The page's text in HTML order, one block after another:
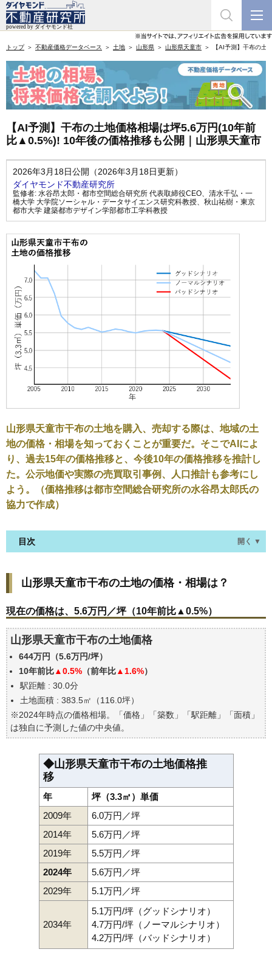
トップ 不動産価格データベース 土地 山形県 山形県天童市 【AI予測】干布の
【AI予測】干布の土地価格相場は坪5.6万円(10年前
比▲0.5%)! 10年後の価格推移も公開｜山形県天童市
2026年3月18日公開（2026年3月18日更新）
ダイヤモンド不動産研究所
監修者: 水谷昂太郎・都市空間総合研究所 代表取締役CEO、 清水千弘・一
橋大学 大学院ソーシャル・データサイエンス研究科教授、 秋山祐樹・東京
都市大学 建築都市デザイン学部都市工学科教授
山形県天童市干布の土地を購入、売却する際は、地域の土
地の価格・相場を知っておくことが重要だ。そこでAIによ
り、過去15年の価格推移と、今後10年の価格推移を推計し
た。公示地価や実際の売買取引事例、人口推計も参考にし
よう。（価格推移は都市空間総合研究所の水谷昂太郎氏の
協力で作成）
目次 開く ▼
現在の価格は、5.6万円／坪（10年前比▲0.5%）
価格を詳細に分析しよう
山形県天童市干布の土地の過去の売買事例
公示地価はいくら
エリアの将来性を人口予想から検討しよう
自分の年収でいくらの不動産が買える？
山形県天童市干布の土地の価格・相場は？
現在の価格は、5.6万円／坪（10年前比▲0.5%）
山形県天童市干布の土地価格
644万円（5.6万円/坪）
10年前比▲0.5% （前年比▲1.6%）
駅距離 : 30.0分
土地面積 : 383.5㎡（116.0坪）
※2024年時点の価格相場。「価格」「築数」「駅距離」「面積」
は独自に予測した値の中央値。
◆山形県天童市干布の土地価格推
移
年
坪（3.3㎡）単価
2009年
6.0万円／坪
2014年
5.6万円／坪
2019年
5.5万円／坪
2024年
5.6万円／坪
2029年
5.1万円／坪
2034年
5.1万円/坪（グッドシナリオ）
4.7万円/坪（ノーマルシナリオ）
4.2万円/坪（バッドシナリオ）